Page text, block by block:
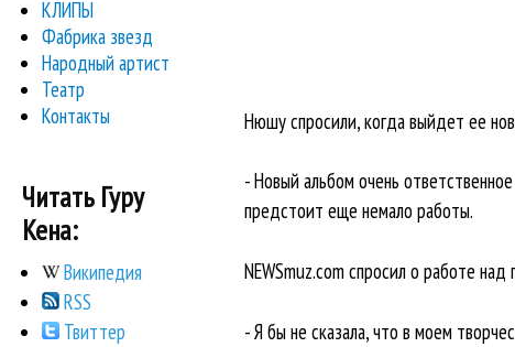
Нюшу спросили, когда выйдет ее
- Новый альбом очень
предстоит еще немало работы.
NEWSmuz.com спросил о работе
- Я бы не сказала, что в моем
КЛИПЫ
Фабрика звезд
Народный артист
Театр
Контакты
Читать Гуру
Кена:
Википедия
RSS
Твиттер